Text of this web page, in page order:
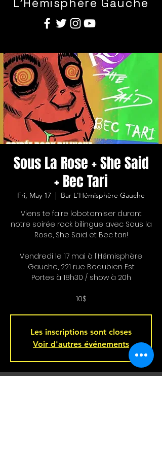
L'Hémisphère Gauche
Sous La Rose + She Said
+ Bec Tari
Fri, May 17 Bar L'Hémisphère Gauche
Viens te faire lobotomiser durant
notre soirée rock bilingue avec Sous la
Rose, She Said et Bec tari!
Vendredi le 17 mai à l'Hémisphère
Gauche, 221 rue Beaubien Est
Portes à 18h30 / show à 20h
10$
Les inscriptions sont closes
Voir d'autres événements